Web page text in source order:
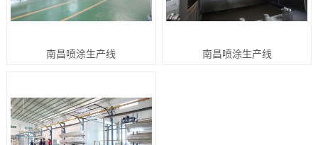
南昌喷涂生产线 南昌喷涂生产线